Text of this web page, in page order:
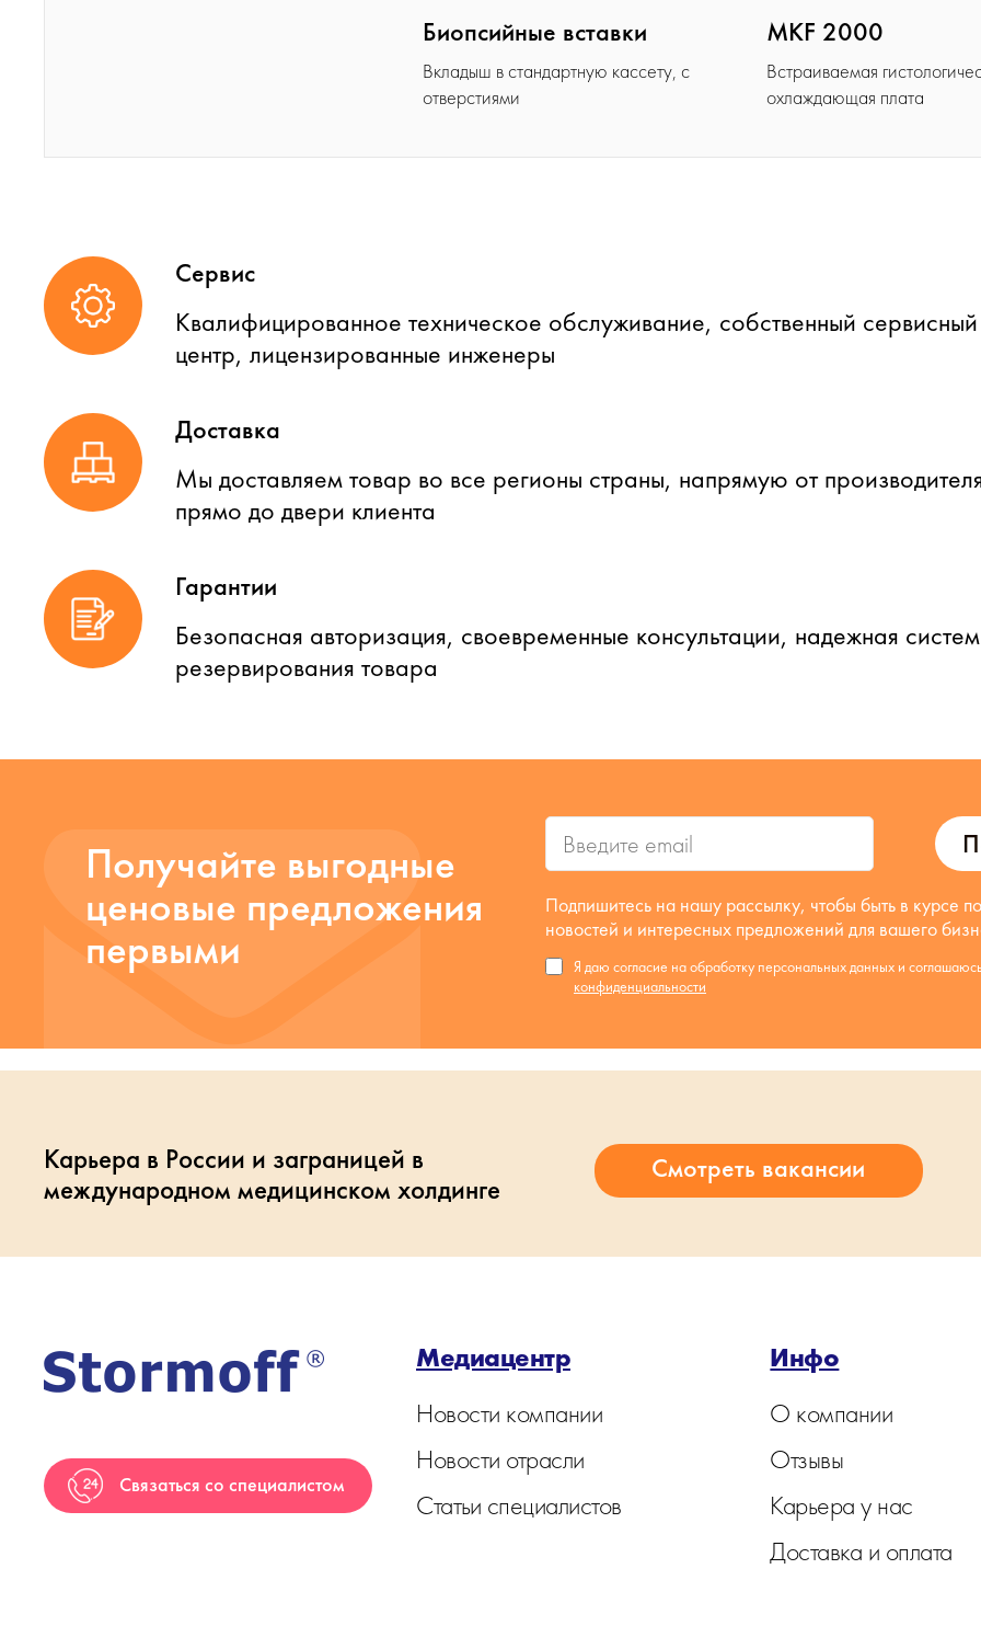
Биопсийные вставки
Вкладыш в стандартную кассету, с
отверстиями
MKF 2000
Встраиваемая
охлаждающая плата
Сервис
Квалифицированное техническое обслуживание, собственный сервисный
центр, лицензированные инженеры
Доставка
Мы доставляем товар во все регионы страны, напрямую от
прямо до двери клиента
Гарантии
Безопасная авторизация, своевременные консультации, надежная
резервирования товара
Получайте выгодные
ценовые предложения
первыми
Подпишитесь на нашу рассылку, чтобы быть в курсе
новостей и интересных предложений для вашего
Я даю согласие на обработку персональных данных и
конфиденциальности
Карьера в России и заграницей в
международном медицинском холдинге
Связаться со специалистом
Медиацентр
Новости компании
Новости отрасли
Статьи специалистов
Инфо
О компании
Отзывы
Карьера у нас
Доставка и оплата